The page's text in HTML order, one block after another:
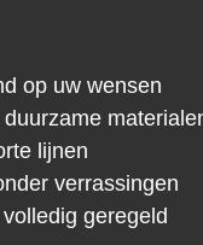
op uw wensen
lijnen
verrassingen
geregeld